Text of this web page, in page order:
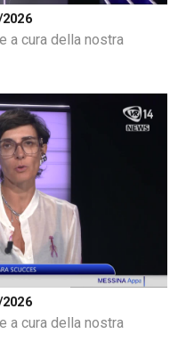
2026
a cura della nostra
2026
a cura della nostra